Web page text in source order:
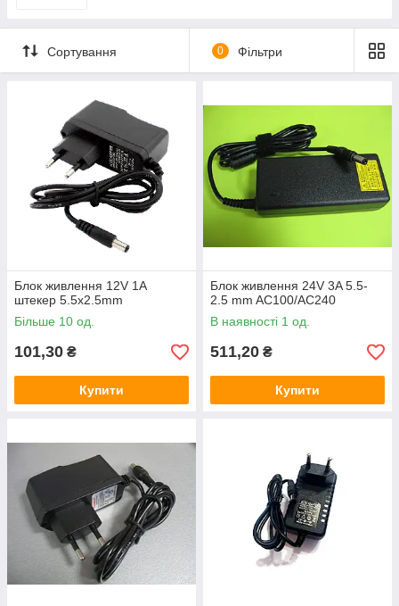
Сортування 0 Фільтри
Блок живлення 12V 1A
штекер 5.5х2.5mm
Більше 10 од.
101,30 ₴
Купити
Блок живлення 24V 3A 5.5-
2.5 mm AC100/AC240
В наявності 1 од.
511,20 ₴
Купити